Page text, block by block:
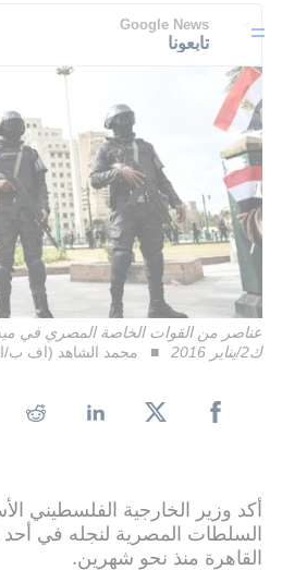
Google News
تابعونا
ك2/يناير 2016
محمد الشاهد (اف
أكد وزير الخارجية الفلسطيني
السلطات المصرية لنجله في
القاهرة منذ نحو شهرين.